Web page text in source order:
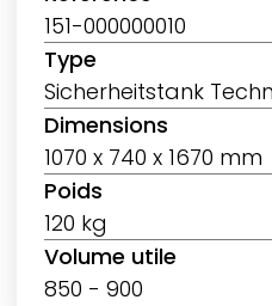
151-000000010
Type
Sicherheitstank
Dimensions
1070 x 740 x 1670 mm
Poids
120 kg
Volume utile
850 - 900